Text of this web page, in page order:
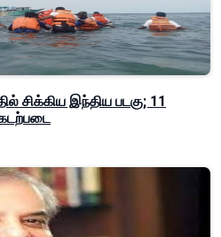
சிக்கிய இந்திய படகு; 11